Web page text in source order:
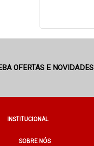
OFERTAS E NOVIDADES
INSTITUCIONAL
SOBRE NÓS